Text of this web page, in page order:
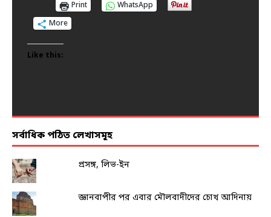
Print
WhatsApp
More
Like this:
Print
WhatsApp
More
Like this:
Print
WhatsApp
More
Like this:
Print
WhatsApp
More
Like this:
Print
WhatsApp
More
Like this:
সর্বাধিক পঠিত লেখাসমূহ
প্রসঙ্গ, লিভ-ইন
জ্ঞানবাপীর পর এবার মৌলবাদীদের চোখ আদিনায়